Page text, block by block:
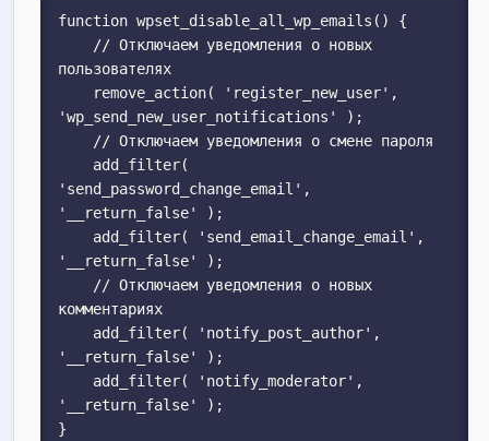
function wpset_disable_all_wp_emails() {
пользователях
'wp_send_new_user_notifications' );
'send_password_change_email',
'__return_false' );
'__return_false' );
комментариях
'__return_false' );
'__return_false' );
}